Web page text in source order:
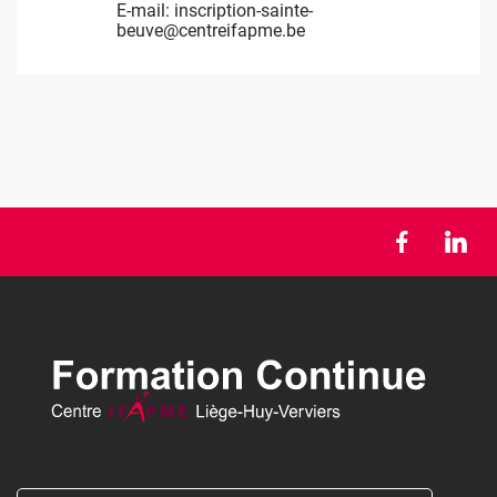
E-mail: inscription-sainte-
beuve@centreifapme.be
E-mail: inscription-verviers@centreifapme.be
E-mail: inscription-chateau-
massart@centreifapme.be
E-mail: Inscription-Villers@centreifapme.be